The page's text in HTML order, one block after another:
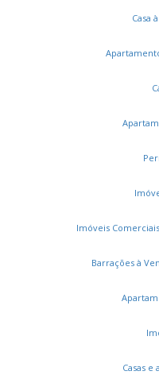
Casa
Imóveis
Barrações à
Casas
R. Augusto